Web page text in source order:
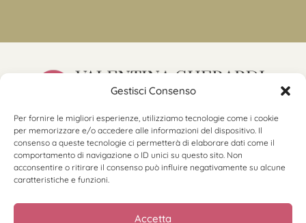
Gestisci Consenso
Per fornire le migliori esperienze, utilizziamo tecnologie come i cookie
per memorizzare e/o accedere alle informazioni del dispositivo. Il
consenso a queste tecnologie ci permetterà di elaborare dati come il
comportamento di navigazione o ID unici su questo sito. Non
acconsentire o ritirare il consenso può influire negativamente su alcune
caratteristiche e funzioni.
Accetta
hello@valentinagherardi.com
©2025 Valentina Gherardi
P.Iva 11184230966